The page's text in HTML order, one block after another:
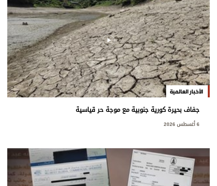
الأخبار العالمية
جفاف بحيرة كورية جنوبية مع موجة حر قياسية
6 أغسطس 2026